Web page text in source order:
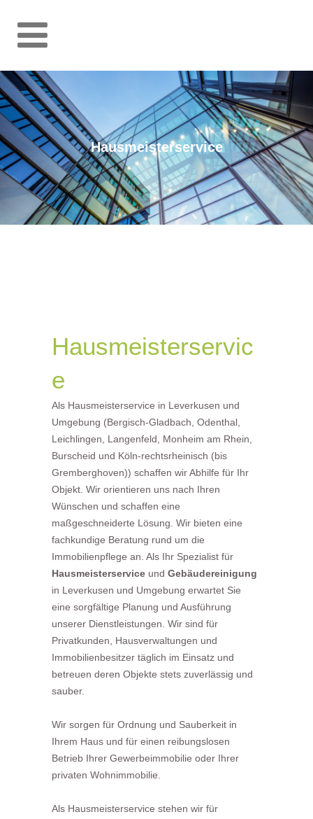
Hausmeisterservice
Hausmeisterservic
e
Als Hausmeisterservice in Leverkusen und
Umgebung (Bergisch-Gladbach, Odenthal,
Leichlingen, Langenfeld, Monheim am Rhein,
Burscheid und Köln-rechtsrheinisch (bis
Gremberghoven)) schaffen wir Abhilfe für Ihr
Objekt. Wir orientieren uns nach Ihren
Wünschen und schaffen eine
maßgeschneiderte Lösung. Wir bieten eine
fachkundige Beratung rund um die
Immobilienpflege an. Als Ihr Spezialist für
Hausmeisterservice und Gebäudereinigung
in Leverkusen und Umgebung erwartet Sie
eine sorgfältige Planung und Ausführung
unserer Dienstleistungen. Wir sind für
Privatkunden, Hausverwaltungen und
Immobilienbesitzer täglich im Einsatz und
betreuen deren Objekte stets zuverlässig und
sauber.
Wir sorgen für Ordnung und Sauberkeit in
Ihrem Haus und für einen reibungslosen
Betrieb Ihrer Gewerbeimmobilie oder Ihrer
privaten Wohnimmobilie.
Als Hausmeisterservice stehen wir für